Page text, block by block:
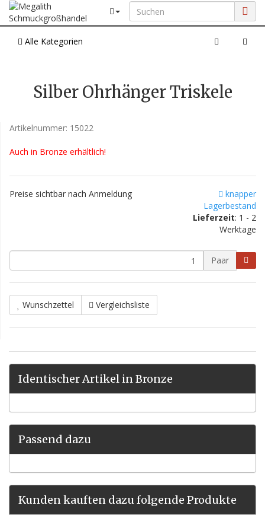
Alle Kategorien
Silber Ohrhänger Triskele
Artikelnummer: 15022
Auch in Bronze erhältlich!
Preise sichtbar nach Anmeldung
knapper
Lagerbestand
Lieferzeit: 1 - 2
Werktage
Paar
Wunschzettel Vergleichsliste
Identischer Artikel in Bronze
Passend dazu
Kunden kauften dazu folgende Produkte